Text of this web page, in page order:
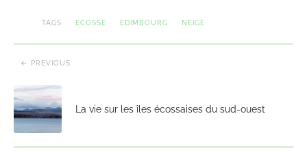
TAGS ECOSSE EDIMBOURG NEIGE
PREVIOUS
La vie sur les îles écossaises du sud-ouest